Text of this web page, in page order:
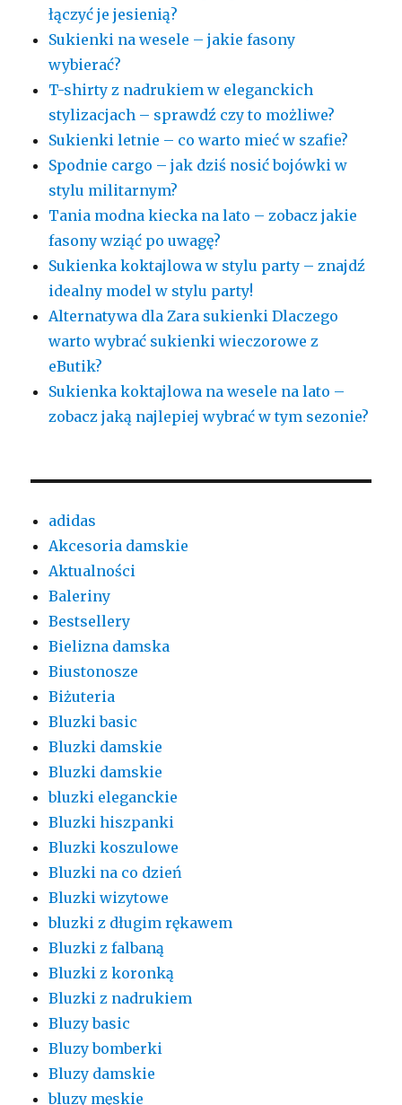
łączyć je jesienią?
Sukienki na wesele – jakie fasony
wybierać?
T-shirty z nadrukiem w eleganckich
stylizacjach – sprawdź czy to możliwe?
Sukienki letnie – co warto mieć w szafie?
Spodnie cargo – jak dziś nosić bojówki w
stylu militarnym?
Tania modna kiecka na lato – zobacz jakie
fasony wziąć po uwagę?
Sukienka koktajlowa w stylu party – znajdź
idealny model w stylu party!
Alternatywa dla Zara sukienki Dlaczego
warto wybrać sukienki wieczorowe z
eButik?
Sukienka koktajlowa na wesele na lato –
zobacz jaką najlepiej wybrać w tym sezonie?
adidas
Akcesoria damskie
Aktualności
Baleriny
Bestsellery
Bielizna damska
Biustonosze
Biżuteria
Bluzki basic
Bluzki damskie
Bluzki damskie
bluzki eleganckie
Bluzki hiszpanki
Bluzki koszulowe
Bluzki na co dzień
Bluzki wizytowe
bluzki z długim rękawem
Bluzki z falbaną
Bluzki z koronką
Bluzki z nadrukiem
Bluzy basic
Bluzy bomberki
Bluzy damskie
bluzy męskie